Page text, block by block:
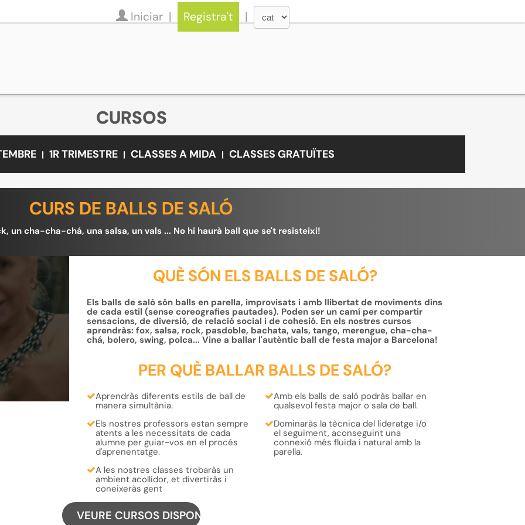
Iniciar Registra't
CURSOS
1R TRIMESTRE CLASSES A MIDA CLASSES GRATUÏTES
CURS DE BALLS DE SALÓ
un cha-cha-chá, una salsa, un vals ... No hi haurà ball que se't resisteixi!
QUÈ SÓN ELS BALLS DE SALÓ?
Els balls de saló són balls en parella, improvisats i amb llibertat de moviments dins
de cada estil (sense coreografies pautades). Poden ser un camí per compartir
sensacions, de diversió, de relació social i de cohesió. En els nostres cursos
aprendràs: fox, salsa, rock, pasdoble, bachata, vals, tango, merengue, cha-cha-
chá, bolero, swing, polca... Vine a ballar l'autèntic ball de festa major a Barcelona!
PER QUÈ BALLAR BALLS DE SALÓ?
Aprendràs diferents estils de ball de
manera simultània.
Amb els balls de saló podràs ballar en
qualsevol festa major o sala de ball.
Els nostres professors estan sempre
atents a les necessitats de cada
alumne per guiar-vos en el procés
d'aprenentatge.
Dominaràs la tècnica del lideratge i/o
el seguiment, aconseguint una
connexió més fluida i natural amb la
parella.
A les nostres classes trobaràs un
ambient acollidor, et divertiràs i
coneixeràs gent
VEURE CURSOS DISPONIBLES